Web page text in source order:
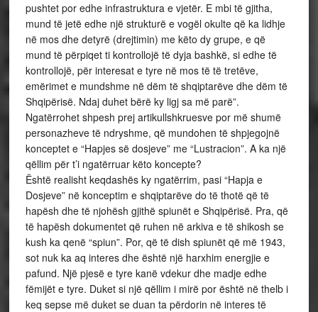
pushtet por edhe infrastruktura e vjetër. E mbi të gjitha,
mund të jetë edhe një strukturë e vogël okulte që ka lidhje
në mos dhe detyrë (drejtimin) me këto dy grupe, e që
mund të përpiqet ti kontrollojë të dyja bashkë, si edhe të
kontrollojë, për interesat e tyre në mos të të tretëve,
emërimet e mundshme në dëm të shqiptarëve dhe dëm të
Shqipërisë. Ndaj duhet bërë ky ligj sa më parë”.
Ngatërrohet shpesh prej artikullshkruesve por më shumë
personazheve të ndryshme, që mundohen të shpjegojnë
konceptet e “Hapjes së dosjeve” me “Lustracion”. A ka një
qëllim për t’i ngatërruar këto koncepte?
Është realisht keqdashës ky ngatërrim, pasi “Hapja e
Dosjeve” në konceptim e shqiptarëve do të thotë që të
hapësh dhe të njohësh gjithë spiunët e Shqipërisë. Pra, që
të hapësh dokumentet që ruhen në arkiva e të shikosh se
kush ka qenë “spiun”. Por, që të dish spiunët që më 1943,
sot nuk ka aq interes dhe është një harxhim energjie e
pafund. Një pjesë e tyre kanë vdekur dhe madje edhe
fëmijët e tyre. Duket si një qëllim i mirë por është në thelb i
keq sepse më duket se duan ta përdorin në interes të